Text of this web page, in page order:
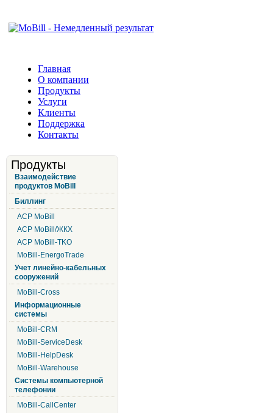
Главная
О компании
Продукты
Услуги
Клиенты
Поддержка
Контакты
Продукты
Взаимодействие
продуктов MoBill
Биллинг
АСР MoBill
АСР MoBill/ЖКХ
АСР MoBill-TKO
MoBill-EnergoTrade
Учет линейно-кабельных
сооружений
MoBill-Cross
Информационные
системы
MoBill-CRM
MoBill-ServiceDesk
MoBill-HelpDesk
MoBill-Warehouse
Системы компьютерной
телефонии
MoBill-CallCenter